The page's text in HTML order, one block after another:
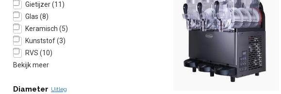
Gietijzer(11)
Glas (8)
Keramisch (5)
Kunststof(3)
RVS (10)
Bekijk meer
Diameter Uitleg